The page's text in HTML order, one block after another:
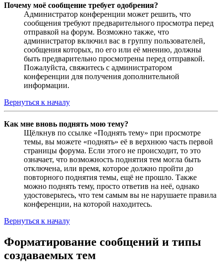
Почему моё сообщение требует одобрения?
Администратор конференции может решить, что
сообщения требуют предварительного просмотра перед
отправкой на форум. Возможно также, что
администратор включил вас в группу пользователей,
сообщения которых, по его или её мнению, должны
быть предварительно просмотрены перед отправкой.
Пожалуйста, свяжитесь с администратором
конференции для получения дополнительной
информации.
Вернуться к началу
Как мне вновь поднять мою тему?
Щёлкнув по ссылке «Поднять тему» при просмотре
темы, вы можете «поднять» её в верхнюю часть первой
страницы форума. Если этого не происходит, то это
означает, что возможность поднятия тем могла быть
отключена, или время, которое должно пройти до
повторного поднятия темы, ещё не прошло. Также
можно поднять тему, просто ответив на неё, однако
удостоверьтесь, что тем самым вы не нарушаете правила
конференции, на которой находитесь.
Вернуться к началу
Форматирование сообщений и типы
создаваемых тем